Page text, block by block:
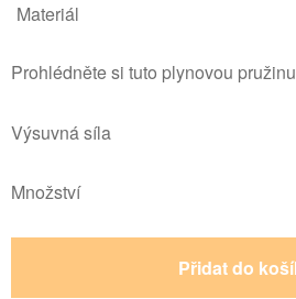
Materiál
Prohlédněte si tuto plynovou
Výsuvná síla
Množství
Přidat do